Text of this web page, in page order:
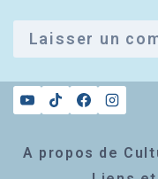
A propos de